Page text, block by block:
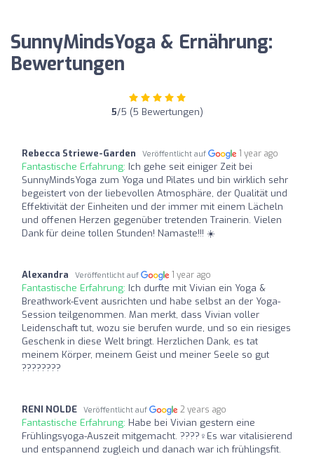
SunnyMindsYoga & Ernährung:
Bewertungen
5/5 (5 Bewertungen)
Rebecca Striewe-Garden Veröffentlicht auf 1 year ago
Fantastische Erfahrung: Ich gehe seit einiger Zeit bei
SunnyMindsYoga zum Yoga und Pilates und bin wirklich sehr
begeistert von der liebevollen Atmosphäre, der Qualität und
Effektivität der Einheiten und der immer mit einem Lächeln
und offenen Herzen gegenüber tretenden Trainerin. Vielen
Dank für deine tollen Stunden! Namaste!!! ☀️
Alexandra Veröffentlicht auf 1 year ago
Fantastische Erfahrung: Ich durfte mit Vivian ein Yoga &
Breathwork-Event ausrichten und habe selbst an der Yoga-
Session teilgenommen. Man merkt, dass Vivian voller
Leidenschaft tut, wozu sie berufen wurde, und so ein riesiges
Geschenk in diese Welt bringt. Herzlichen Dank, es tat
meinem Körper, meinem Geist und meiner Seele so gut
????????
RENI NOLDE Veröffentlicht auf 2 years ago
Fantastische Erfahrung: Habe bei Vivian gestern eine
Frühlingsyoga-Auszeit mitgemacht. ????‍♀️Es war vitalisierend
und entspannend zugleich und danach war ich frühlingsfit.